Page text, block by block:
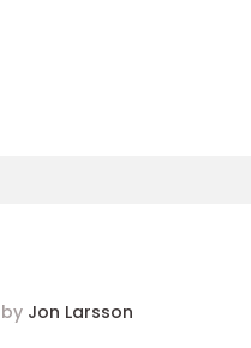
by Jon Larsson